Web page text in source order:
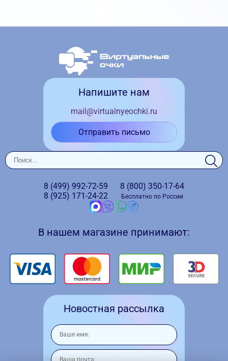
Напишите нам
mail@virtualnyeochki.ru
Отправить письмо
8 (499) 992-72-59
8 (925) 171-24-22
8 (800) 350-17-64
Бесплатно по России
В нашем магазине принимают:
Новостная рассылка